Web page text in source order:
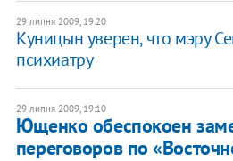
29 липня 2009, 19:20
Куницын уверен, что мэру
психиатру
29 липня 2009, 19:10
Ющенко обеспокоен
переговоров по